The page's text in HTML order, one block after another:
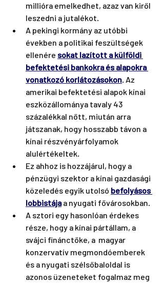
millióra emelkedhet, azaz van kiről
leszedni a jutalékot.
A pekingi kormány az utóbbi
években a politikai feszültségek
ellenére sokat lazított a külföldi
befektetési bankokra és alapokra
vonatkozó korlátozásokon. Az
amerikai befektetési alapok kínai
eszközállománya tavaly 43
százalékkal nőtt, miután arra
játszanak, hogy hosszabb távon a
kínai részvényárfolyamok
alulértékeltek.
Ez ahhoz is hozzájárul, hogy a
pénzügyi szektor a kínai gazdasági
közeledés egyik utolsó befolyásos
lobbistája a nyugati fővárosokban.
A sztori egy hasonlóan érdekes
része, hogy a kínai pártállam, a
svájci finánctőke, a  magyar
konzervatív megmondóemberek
és a nyugati szélsőbaloldal is
azonos üzeneteket fogalmaz meg